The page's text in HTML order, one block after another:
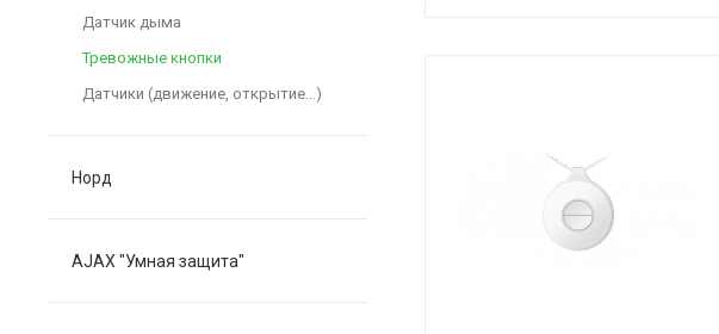
Датчик дыма
Тревожные кнопки
Датчики (движение, открытие...)
Норд
AJAX "Умная защита"